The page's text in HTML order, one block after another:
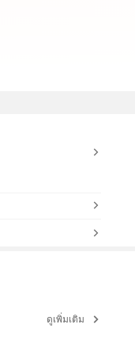
ดูเพิ่มเติม